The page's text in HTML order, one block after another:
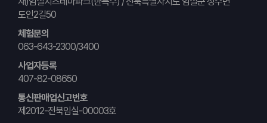
도인2길50
체험문의
063-643-2300/3400
사업자등록
407-82-08650
통신판매업신고번호
제2012-전북임실-00003호